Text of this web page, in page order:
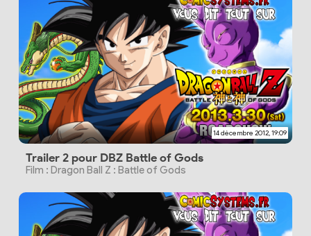
14 décembre 2012, 19:09
Trailer 2 pour DBZ Battle of Gods
Film : Dragon Ball Z : Battle of Gods